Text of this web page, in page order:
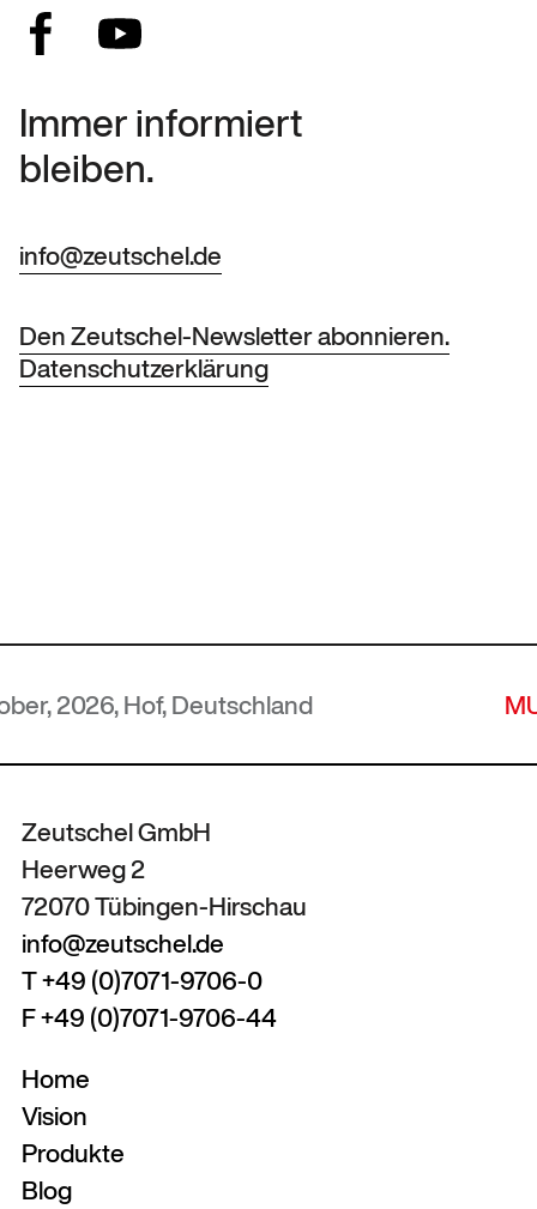
Immer informiert
bleiben.
info@zeutschel.de
Den Zeutschel-Newsletter abonnieren.
Datenschutzerklärung
Deutschland —
Zeutschel GmbH
Heerweg 2
72070 Tübingen-Hirschau
info@zeutschel.de
T +49 (0)7071-9706-0
F +49 (0)7071-9706-44
Home
Vision
Produkte
Blog